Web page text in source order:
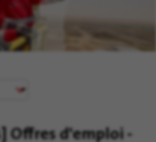
Offres d'emploi -